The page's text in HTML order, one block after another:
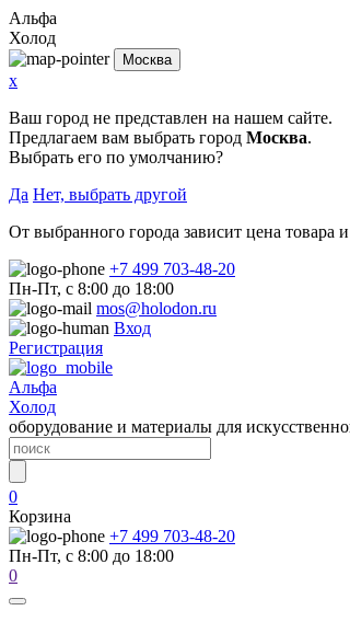
Альфа
Холод
Москва
x
Ваш город не представлен на нашем сайте.
Предлагаем вам выбрать город Москва.
Выбрать его по умолчанию?
Да Нет, выбрать другой
От выбранного города зависит цена товара
+7 499 703-48-20
Пн-Пт, с 8:00 до 18:00
mos@holodon.ru
Вход
Регистрация
Альфа
Холод
оборудование и материалы для
0
Корзина
+7 499 703-48-20
Пн-Пт, с 8:00 до 18:00
0